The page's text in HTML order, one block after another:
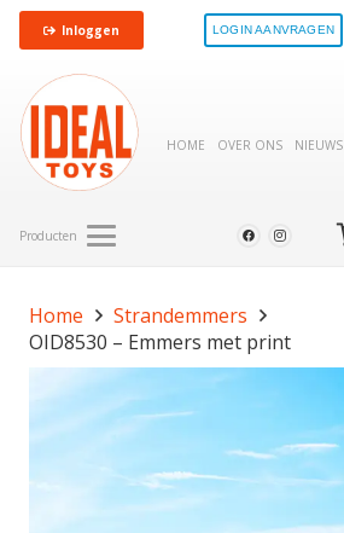
Inloggen LOGIN AANVRAGEN
HOME OVER ONS NIEUWS
Producten
Home
Strandemmers
OID8530 – Emmers met print